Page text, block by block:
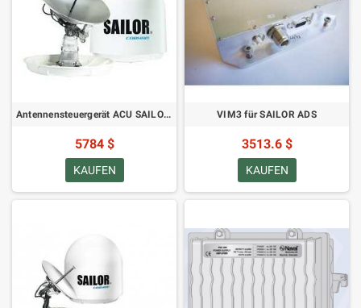
Antennensteuergerät ACU SAILOR 100 GX
5784 $
KAUFEN
VIM3 für SAILOR ADS
3513.6 $
KAUFEN